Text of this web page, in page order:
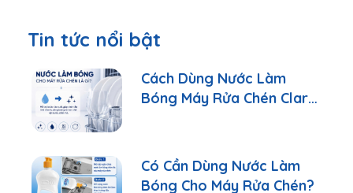
Tin tức nổi bật
Cách Dùng Nước Làm
Bóng Máy Rửa Chén Clara
Có Cần Dùng Nước Làm
Bóng Cho Máy Rửa Chén?